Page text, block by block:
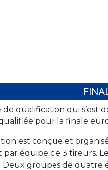
de qualification qui s’est
qualifiée pour la finale
est conçue et
par équipe de 3 tireurs.
Deux groupes de